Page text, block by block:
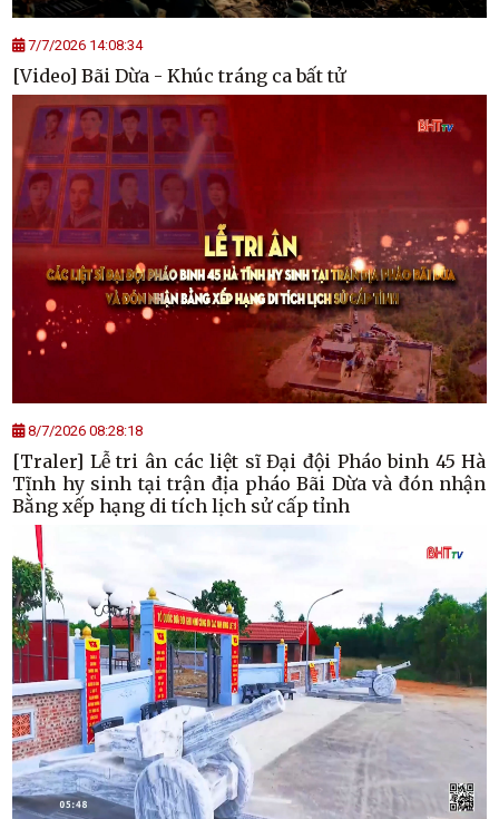
7/7/2026 14:08:34
[Video] Bãi Dừa - Khúc tráng ca bất tử
8/7/2026 08:28:18
[Traler] Lễ tri ân các liệt sĩ Đại đội Pháo binh 45 Hà
Tĩnh hy sinh tại trận địa pháo Bãi Dừa và đón nhận
Bằng xếp hạng di tích lịch sử cấp tỉnh